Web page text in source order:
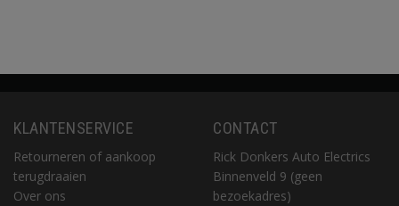
KLANTENSERVICE
Retourneren of aankoop
terugdraaien
Over ons
CONTACT
Rick Donkers Auto Electrics
Binnenveld 9 (geen
bezoekadres)